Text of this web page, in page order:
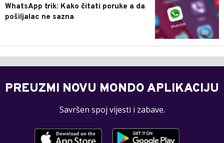
WhatsApp trik: Kako čitati poruke a da
pošiljalac ne sazna
PREUZMI NOVU MONDO APLIKACIJU
Savršen spoj vijesti i zabave.